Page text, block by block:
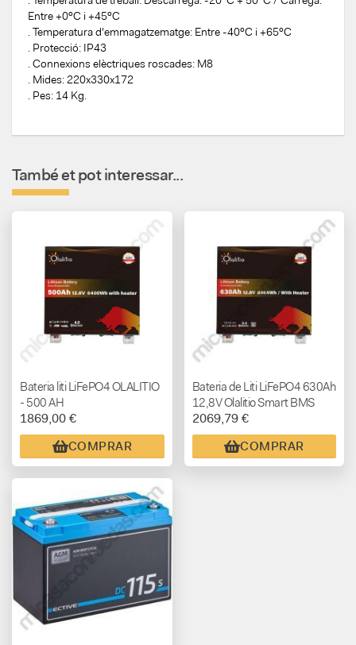
Entre +0ºC i +45ºC
. Temperatura d'emmagatzematge: Entre -40ºC i +65ºC
. Protecció: IP43
. Connexions elèctriques roscades: M8
. Mides: 220x330x172
. Pes: 14 Kg.
També et pot interessar...
Bateria liti LiFePO4 OLALITIO
- 500 AH
1869,00 €
COMPRAR
Bateria de Liti LiFePO4 630Ah
12,8V Olalitio Smart BMS
Bluetooth
2069,79 €
COMPRAR